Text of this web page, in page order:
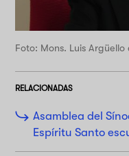
Foto: Mons. Luis
RELACIONADAS
Asamblea del
Espíritu Santo